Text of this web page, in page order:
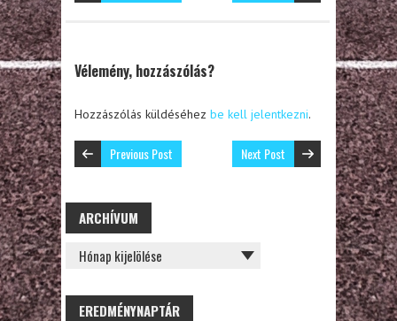
Vélemény, hozzászólás?
Hozzászólás küldéséhez be kell jelentkezni.
Previous Post Next Post
ARCHÍVUM
ARCHÍVUM
EREDMÉNYNAPTÁR